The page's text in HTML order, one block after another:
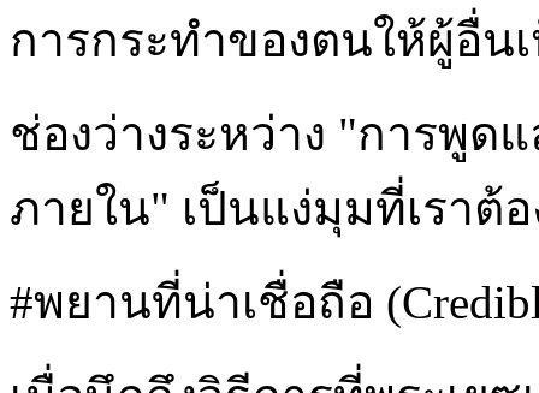
การกระทำของตนให้ผู้อื่น
ช่องว่างระหว่าง "การพูด
ภายใน" เป็นแง่มุมที่เราต้
#พยานที่น่าเชื่อถือ